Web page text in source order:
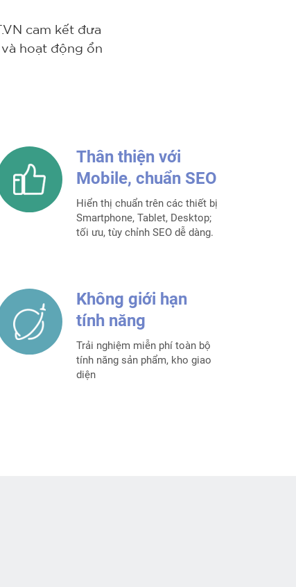
cam kết đưa
hoạt động ổn
Thân thiện với
Mobile, chuẩn SEO
Hiển thị chuẩn trên các thiết bị
Smartphone, Tablet, Desktop;
tối ưu, tùy chỉnh SEO dễ dàng.
Không giới hạn
tính năng
Trải nghiệm miễn phí toàn bộ
tính năng sản phẩm, kho giao
diện